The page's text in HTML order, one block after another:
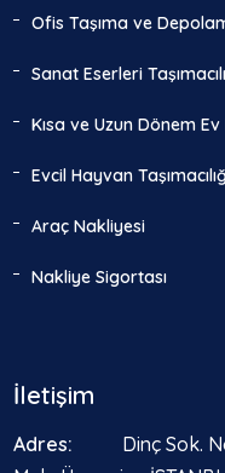
Ofis Taşıma ve
Sanat Eserleri
Kısa ve Uzun Dönem
Evcil Hayvan
Araç Nakliyesi
Nakliye Sigortası
İletişim
Adres:
Dinç Sok.